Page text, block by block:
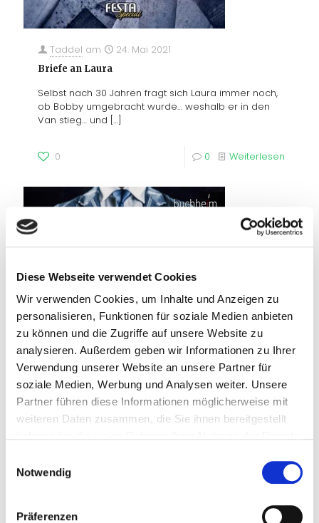
Diese Webseite verwendet Cookies
Wir verwenden Cookies, um Inhalte und Anzeigen zu
personalisieren, Funktionen für soziale Medien anbieten
zu können und die Zugriffe auf unsere Website zu
analysieren. Außerdem geben wir Informationen zu Ihrer
Verwendung unserer Website an unsere Partner für
soziale Medien, Werbung und Analysen weiter. Unsere
Partner führen diese Informationen möglicherweise mit
weiteren Daten zusammen, die Sie ihnen bereitgestellt
Notwendig
Präferenzen
Taddel am 24. Mai 2021
Briefe an Laura
Selbst nach 30 Jahren fragt sich Laura immer noch,
ob Bobby umgebracht wurde… weshalb er in den
Van stieg… und […]
0 0 Weiterlesen